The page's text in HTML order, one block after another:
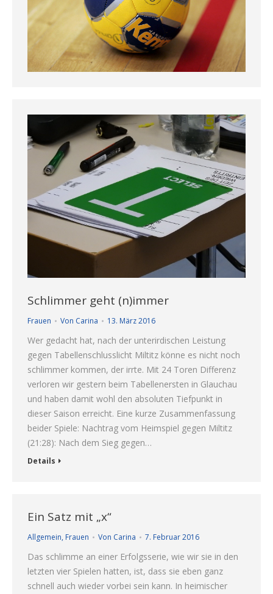
Schlimmer geht (n)immer
Frauen Von Carina 13. März 2016
Wer gedacht hat, nach der unterirdischen Leistung
gegen Tabellenschlusslicht Miltitz könne es nicht noch
schlimmer kommen, der irrte. Mit 24 Toren Differenz
verloren wir gestern beim Tabellenersten in Glauchau
und haben damit wohl den absoluten Tiefpunkt in
dieser Saison erreicht. Eine kurze Zusammenfassung
beider Spiele: Nachtrag vom Heimspiel gegen Miltitz
(21:28): Nach dem Sieg gegen…
Details
Ein Satz mit „x“
Allgemein, Frauen Von Carina 7. Februar 2016
Das schlimme an einer Erfolgsserie, wie wir sie in den
letzten vier Spielen hatten, ist, dass sie eben ganz
schnell auch wieder vorbei sein kann. In heimischer